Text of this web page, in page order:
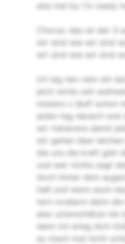
also ba! by i'm ready
Chorus: das ist der 3-
wir sind wie wir sind
wir sind wie wir sind
ich leg nen reim ein
jetzt wirds zeit
mission x läuft
jeden tag danach und
wir riskierens damit
wir gehen über
die uns die kraft gibt
und wer nichts sagt
doch hinter dem
haß und wenn euch
tern roralarm denn
also unterschätze nie
denn ich erleg dich
ey mach mal nicht